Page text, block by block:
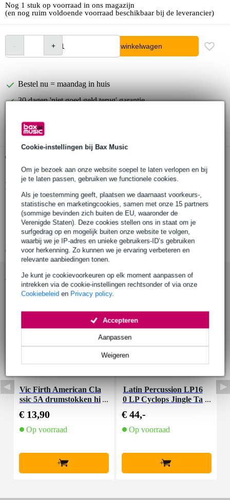
Cookie-instellingen bij Bax Music
Om je bezoek aan onze website soepel te laten verlopen en bij
je te laten passen, gebruiken we functionele cookies.
Als je toestemming geeft, plaatsen we daarnaast voorkeurs-,
statistische en marketingcookies, samen met onze 15 partners
(sommige bevinden zich buiten de EU, waaronder de
Verenigde Staten). Deze cookies stellen ons in staat om je
surfgedrag op en mogelijk buiten onze website te volgen,
waarbij we je IP-adres en unieke gebruikers-ID’s gebruiken
voor herkenning. Zo kunnen we je ervaring verbeteren en
relevante aanbiedingen tonen.
Je kunt je cookievoorkeuren op elk moment aanpassen of
intrekken via de cookie-instellingen rechtsonder of via onze
Cookiebeleid en Privacy policy.
Weigeren
Aanpassen
Accepteren
Nog 1 stuk op voorraad in ons magazijn
(en nog ruim voldoende voorraad beschikbaar bij de leverancier)
In winkelwagen
Bestel nu = maandag in huis
30 dagen 'niet goed geld terug' garantie
Productinformatie
LP592B-X percussie-houder
bevestiging percussie op ketel-rand
voor alle producten die geschikt zijn voor montage aan 3/8" staaf
Bekijk alle productspecificaties
Accessoires (12)
Vic Firth American Cla
ssic 5A drumstokken hi
€ 13,90
Op voorraad
+
Latin Percussion LP16
0 LP Cyclops Jingle Ta
€ 44,-
Op voorraad
+